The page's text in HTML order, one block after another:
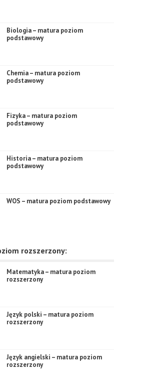
Biologia – matura poziom
podstawowy
Chemia – matura poziom
podstawowy
Fizyka – matura poziom
podstawowy
Historia – matura poziom
podstawowy
WOS – matura poziom podstawowy
rozszerzony:
Matematyka – matura poziom
rozszerzony
Język polski – matura poziom
rozszerzony
Język angielski – matura poziom
rozszerzony